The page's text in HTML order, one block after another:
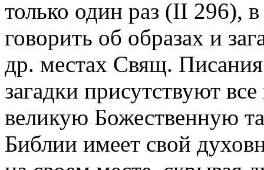
только один раз (II 296),
говорить об образах и
др. местах Свящ.
загадки присутствуют
великую Божественную
Библии имеет свой